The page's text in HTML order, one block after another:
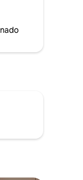
em poucos
65 pés
todo o